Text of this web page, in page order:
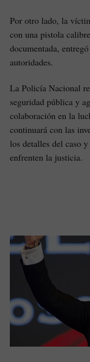
Por otro lado, la
con una pistola
documentada,
autoridades.
La Policía Nacional
seguridad pública y
colaboración en la
continuará con las
los detalles del caso
enfrenten la justicia.